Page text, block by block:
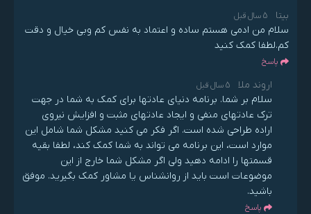
بیتا 5 سال قبل
سلام من ادمی هستم ساده و اعتماد به نفس کم وبی خیال و دقت
کم.لطفا کمک کنید
پاسخ
اروند ملا 5 سال قبل
سلام بر شما. برنامه دنیای عادتها برای کمک به شما در جهت
ترک عادتهای منفی و ایجاد عادتهای مثبت و افزایش نیروی
اراده طراحی شده است. اگر فکر می کنید مشکل شما شامل این
موارد است، این برنامه می تواند به شما کمک کند، لطفا بقیه
قسمتها را ادامه دهید ولی اگر مشکل شما خارج از این
موضوعات است باید از روانشناس یا مشاور کمک بگیرید. موفق
باشید.
پاسخ